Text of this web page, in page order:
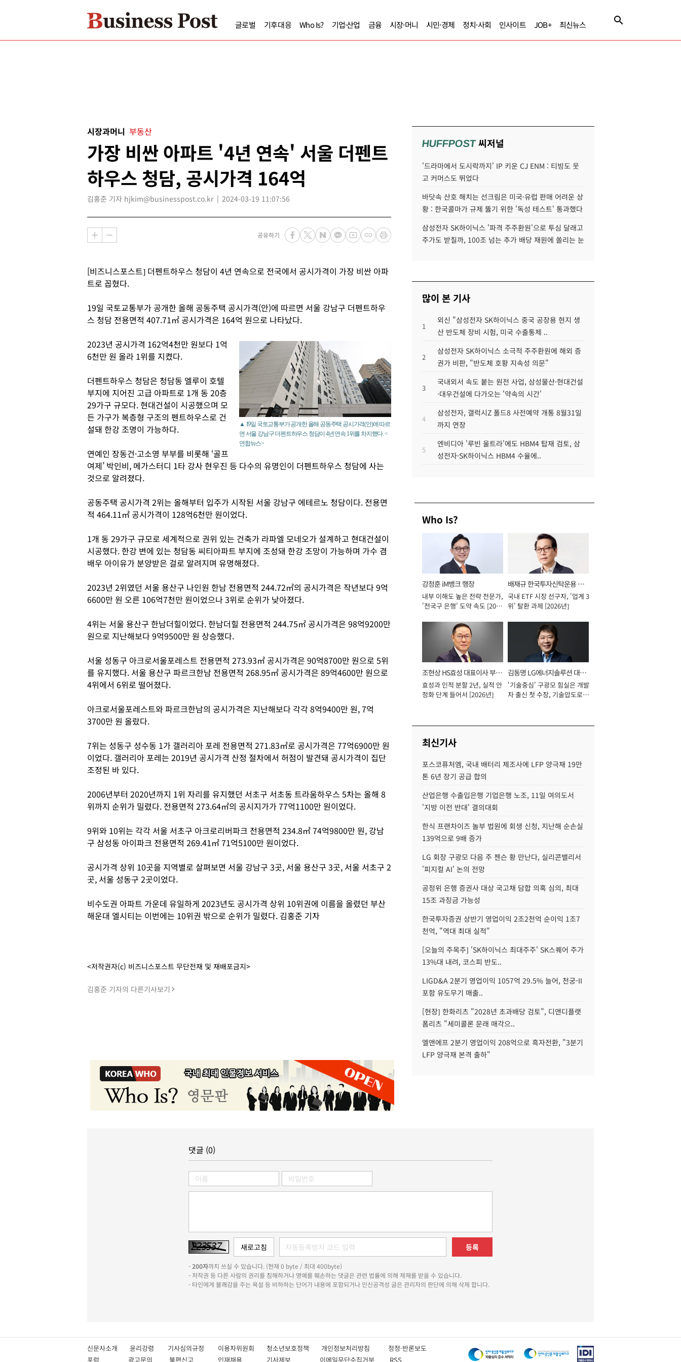
글로벌 기후대응 Who Is? 기업·산업 금융 시장·머니 시민·경제 정치·사회 인사이트 JOB+ 최신뉴스
시장과머니 부동산
가장 비싼 아파트 '4년 연속' 서울 더펜트
하우스 청담, 공시가격 164억
김홍준 기자 hjkim@businesspost.co.kr 2024-03-19 11:07:56
공유하기
[비즈니스포스트] 더펜트하우스 청담이 4년 연속으로 전국에서 공시가격이 가장 비싼 아파
트로 꼽혔다.
19일 국토교통부가 공개한 올해 공동주택 공시가격(안)에 따르면 서울 강남구 더펜트하우
스 청담 전용면적 407.71㎡ 공시가격은 164억 원으로 나타났다.
▲ 19일 국토교통부가 공개한 올해 공동주택 공시가격(안)에 따르
면 서울 강남구 더펜트하우스 청담이 4년 연속 1위를 차지했다. <
연합뉴스>
2023년 공시가격 162억4천만 원보다 1억
6천만 원 올라 1위를 지켰다.
더펜트하우스 청담은 청담동 엘루이 호텔
부지에 지어진 고급 아파트로 1개 동 20층
29가구 규모다. 현대건설이 시공했으며 모
든 가구가 복층형 구조의 펜트하우스로 건
설돼 한강 조명이 가능하다.
연예인 장동건·고소영 부부를 비롯해 ‘골프
여제’ 박인비, 메가스터디 1타 강사 현우진 등 다수의 유명인이 더펜트하우스 청담에 사는
것으로 알려졌다.
공동주택 공시가격 2위는 올해부터 입주가 시작된 서울 강남구 에테르노 청담이다. 전용면
적 464.11㎡ 공시가격이 128억6천만 원이었다.
1개 동 29가구 규모로 세계적으로 권위 있는 건축가 라파엘 모네오가 설계하고 현대건설이
시공했다. 한강 변에 있는 청담동 씨티아파트 부지에 조성돼 한강 조망이 가능하며 가수 겸
배우 아이유가 분양받은 걸로 알려지며 유명해졌다.
2023년 2위였던 서울 용산구 나인원 한남 전용면적 244.72㎡의 공시가격은 작년보다 9억
6600만 원 오른 106억7천만 원이었으나 3위로 순위가 낮아졌다.
4위는 서울 용산구 한남더힐이었다. 한남더힐 전용면적 244.75㎡ 공시가격은 98억9200만
원으로 지난해보다 9억9500만 원 상승했다.
서울 성동구 아크로서울포레스트 전용면적 273.93㎡ 공시가격은 90억8700만 원으로 5위
를 유지했다. 서울 용산구 파르크한남 전용면적 268.95㎡ 공시가격은 89억4600만 원으로
4위에서 6위로 떨어졌다.
아크로서울포레스트와 파르크한남의 공시가격은 지난해보다 각각 8억9400만 원, 7억
3700만 원 올랐다.
7위는 성동구 성수동 1가 갤러리아 포레 전용면적 271.83㎡로 공시가격은 77억6900만 원
이었다. 갤러리아 포레는 2019년 공시가격 산정 절차에서 허점이 발견돼 공시가격이 집단
조정된 바 있다.
2006년부터 2020년까지 1위 자리를 유지했던 서초구 서초동 트라움하우스 5차는 올해 8
위까지 순위가 밀렸다. 전용면적 273.64㎡의 공시지가가 77억1100만 원이었다.
9위와 10위는 각각 서울 서초구 아크로리버파크 전용면적 234.8㎡ 74억9800만 원, 강남
구 삼성동 아이파크 전용면적 269.41㎡ 71억5100만 원이었다.
공시가격 상위 10곳을 지역별로 살펴보면 서울 강남구 3곳, 서울 용산구 3곳, 서울 서초구 2
곳, 서울 성동구 2곳이었다.
비수도권 아파트 가운데 유일하게 2023년도 공시가격 상위 10위권에 이름을 올렸던 부산
해운대 엘시티는 이번에는 10위권 밖으로 순위가 밀렸다. 김홍준 기자
<저작권자(c) 비즈니스포스트 무단전재 및 재배포금지>
김홍준 기자의 다른기사보기
HUFFPOST씨저널
'드라마에서 도시락까지' IP 키운 CJ ENM : 티빙도 웃
고 커머스도 뛰었다
바닷속 산호 해치는 선크림은 미국·유럽 판매 어려운 상
황 : 한국콜마가 규제 뚫기 위한 '독성 테스트' 통과했다
삼성전자 SK하이닉스 '파격 주주환원'으로 투심 달래고
주가도 받칠까, 100조 넘는 추가 배당 재원에 쏠리는 눈
많이 본 기사
1
외신 "삼성전자 SK하이닉스 중국 공장용 현지 생
산 반도체 장비 시험, 미국 수출통제 ..
2
삼성전자 SK하이닉스 소극적 주주환원에 해외 증
권가 비판, "반도체 호황 지속성 의문"
3
국내외서 속도 붙는 원전 사업, 삼성물산·현대건설
·대우건설에 다가오는 '약속의 시간'
4
삼성전자, 갤럭시Z 폴드8 사전예약 개통 8월31일
까지 연장
5
엔비디아 '루빈 울트라'에도 HBM4 탑재 검토, 삼
성전자·SK하이닉스 HBM4 수율에..
Who Is?
강정훈 iM뱅크 행장
내부 이해도 높은 전략 전문가,
'전국구 은행' 도약 속도 [2026
배재규 한국투자신탁운용 대
표이사 사장
국내 ETF 시장 선구자, '업계 3
위' 탈환 과제 [2026년]
조현상 HS효성 대표이사 부회
장
효성과 인적 분할 2년, 실적 안
정화 단계 들어서 [2026년]
김동명 LG에너지솔루션 대표
이사 사장
'기술중심' 구광모 힘실은 개발
자 출신 첫 수장, 기술압도로
최신기사
포스코퓨처엠, 국내 배터리 제조사에 LFP 양극재 19만
톤 6년 장기 공급 합의
산업은행 수출입은행 기업은행 노조, 11일 여의도서
'지방 이전 반대' 결의대회
한식 프랜차이즈 놀부 법원에 회생 신청, 지난해 순손실
139억으로 9배 증가
LG 회장 구광모 다음 주 젠슨 황 만난다, 실리콘밸리서
'피지컬 AI' 논의 전망
공정위 은행 증권사 대상 국고채 담합 의혹 심의, 최대
15조 과징금 가능성
한국투자증권 상반기 영업이익 2조2천억 순이익 1조7
천억, "역대 최대 실적"
[오늘의 주목주] 'SK하이닉스 최대주주' SK스퀘어 주가
13%대 내려, 코스피 반도..
LIGD&A 2분기 영업이익 1057억 29.5% 늘어, 천궁-II
포함 유도무기 매출..
[현장] 한화리츠 "2028년 초과배당 검토", 디앤디플랫
폼리츠 "세미콜론 문래 매각으..
엘앤에프 2분기 영업이익 208억으로 흑자전환, "3분기
LFP 양극재 본격 출하"
댓글 (0)
등록
-200자까지 쓰실 수 있습니다. (현재 0 byte / 최대 400byte)
- 저작권 등 다른 사람의 권리를 침해하거나 명예를 훼손하는 댓글은 관련 법률에 의해 제재를 받을 수 있습니다.
- 타인에게 불쾌감을 주는 욕설 등 비하하는 단어가 내용에 포함되거나 인신공격성 글은 관리자의 판단에 의해 삭제 합니다.
신문사소개 윤리강령 기사심의규정 이용자위원회 청소년보호정책 개인정보처리방침 정정·반론보도
포럼
광고문의 불편신고 인재채용 기사제보 이메일무단수집거부 RSS